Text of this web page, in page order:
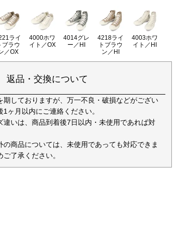
ライ
ブラウ
／OX
4000ホワ
イト／OX
4014グレ
ー／HI
4218ライ
トブラウ
ン／HI
4003ホワ
イト／HI
返品・交換について
期しておりますが、万一不良・破損などがござい
ヶ月以内にご連絡ください。
違いは、商品到着後7日以内・未使用であれば対
の商品については、未使用であっても対応できま
了承ください。